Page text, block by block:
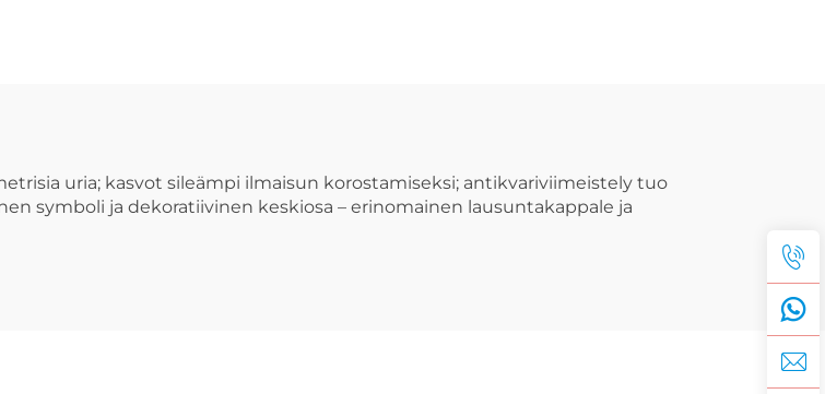
uria; kasvot sileämpi ilmaisun korostamiseksi; antikvariviimeistely tuo
symboli ja dekoratiivinen keskiosa – erinomainen lausuntakappale ja